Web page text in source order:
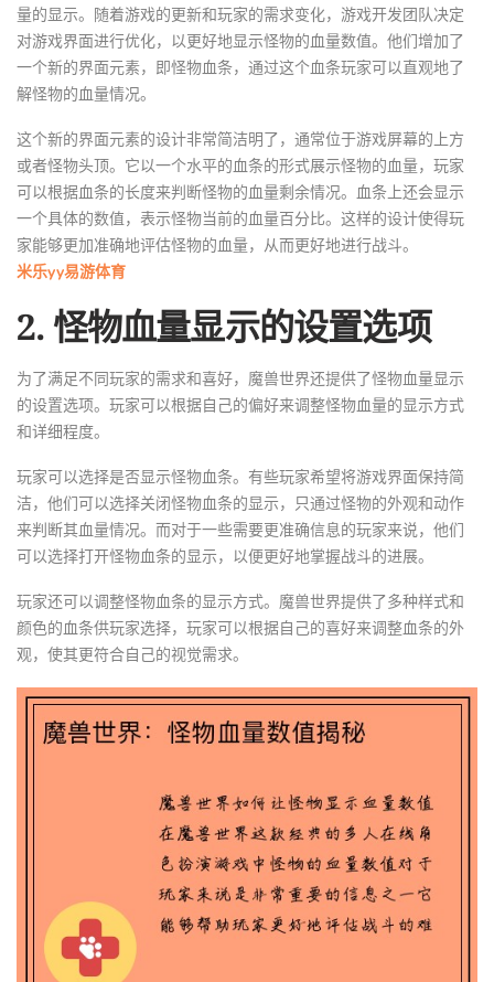
量的显示。随着游戏的更新和玩家的需求变化，游戏开发团队决定
对游戏界面进行优化，以更好地显示怪物的血量数值。他们增加了
一个新的界面元素，即怪物血条，通过这个血条玩家可以直观地了
解怪物的血量情况。
这个新的界面元素的设计非常简洁明了，通常位于游戏屏幕的上方
或者怪物头顶。它以一个水平的血条的形式展示怪物的血量，玩家
可以根据血条的长度来判断怪物的血量剩余情况。血条上还会显示
一个具体的数值，表示怪物当前的血量百分比。这样的设计使得玩
家能够更加准确地评估怪物的血量，从而更好地进行战斗。
米乐yy易游体育
2. 怪物血量显示的设置选项
为了满足不同玩家的需求和喜好，魔兽世界还提供了怪物血量显示
的设置选项。玩家可以根据自己的偏好来调整怪物血量的显示方式
和详细程度。
玩家可以选择是否显示怪物血条。有些玩家希望将游戏界面保持简
洁，他们可以选择关闭怪物血条的显示，只通过怪物的外观和动作
来判断其血量情况。而对于一些需要更准确信息的玩家来说，他们
可以选择打开怪物血条的显示，以便更好地掌握战斗的进展。
玩家还可以调整怪物血条的显示方式。魔兽世界提供了多种样式和
颜色的血条供玩家选择，玩家可以根据自己的喜好来调整血条的外
观，使其更符合自己的视觉需求。